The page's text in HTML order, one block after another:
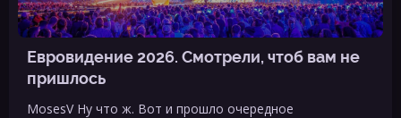
Евровидение 2026. Смотрели, чтоб вам не
пришлось
MosesV Ну что ж. Вот и прошло очередное